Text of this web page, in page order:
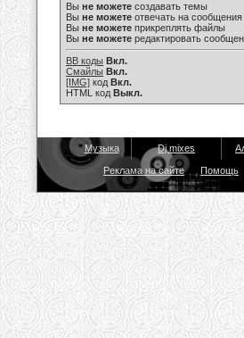
Вы не можете создавать темы
Вы не можете отвечать на сообщения
Вы не можете прикреплять файлы
Вы не можете редактировать
BB коды Вкл.
Смайлы Вкл.
[IMG] код Вкл.
HTML код Выкл.
Музыка Dj mixes
Реклама на сайте Помощь